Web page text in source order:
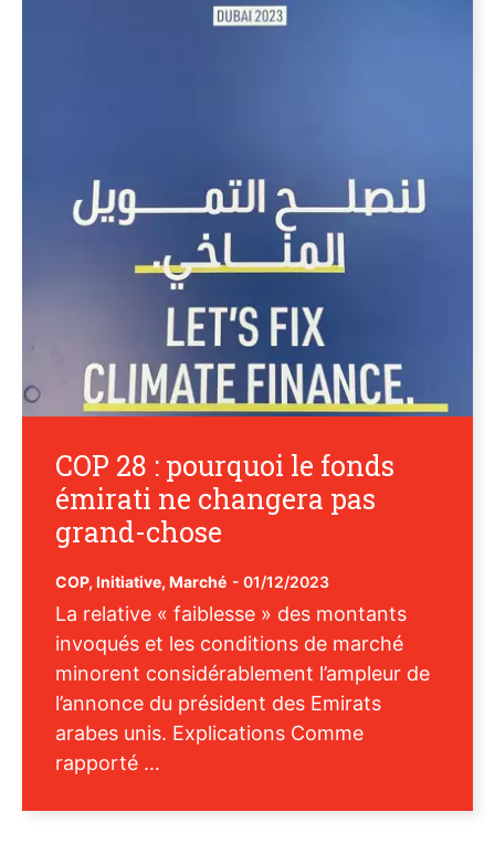
COP 28 : pourquoi le fonds
émirati ne changera pas
grand-chose
COP, Initiative, Marché - 01/12/2023
La relative « faiblesse » des montants
invoqués et les conditions de marché
minorent considérablement l’ampleur de
l’annonce du président des Emirats
arabes unis. Explications Comme
rapporté …